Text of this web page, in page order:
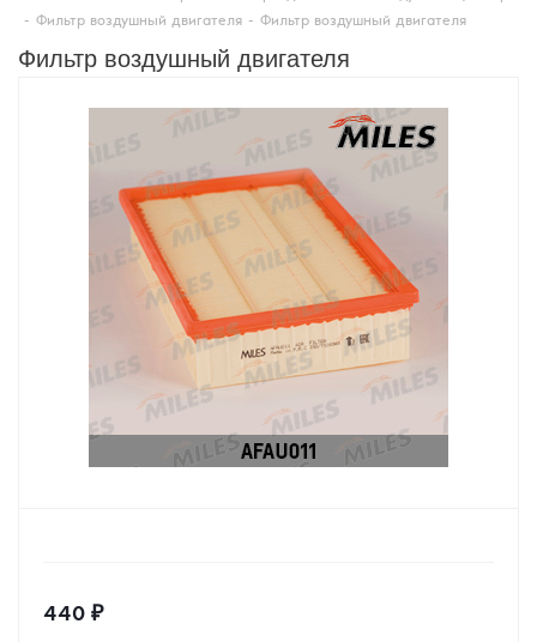
- Фильтр воздушный двигателя - Фильтр воздушный двигателя
Фильтр воздушный двигателя
440 ₽